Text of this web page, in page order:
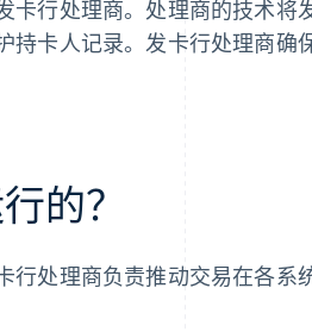
行处理商。处理商的技术将
持卡人记录。发卡行处理商确
的？
处理商负责推动交易在各系